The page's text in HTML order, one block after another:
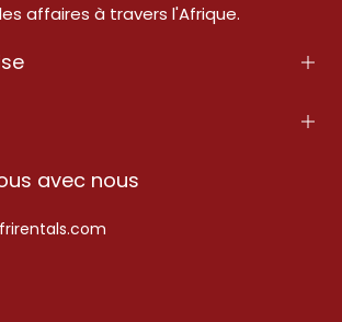
affaires à travers l'Afrique.
avec nous